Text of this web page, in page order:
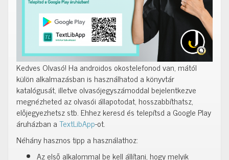
Kedves Olvasó! Ha androidos okostelefonod van, mától
külön alkalmazásban is használhatod a könyvtár
katalógusát, illetve olvasójegyszámoddal bejelentkezve
megnézheted az olvasói állapotodat, hosszabbíthatsz,
előjegyezhetsz stb. Ehhez keresd és telepítsd a Google Play
áruházban aTextLibApp-ot.
Néhány hasznos tipp a használathoz:
Az első alkalommal be kell állítani, hogy melyik